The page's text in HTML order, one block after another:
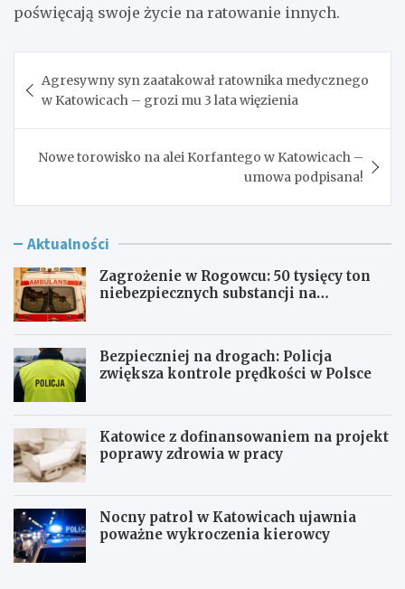
poświęcają swoje życie na ratowanie innych.
wpisu
Agresywny syn zaatakował ratownika medycznego
w Katowicach – grozi mu 3 lata więzienia
Nowe torowisko na alei Korfantego w Katowicach –
umowa podpisana!
Aktualności
Zagrożenie w Rogowcu: 50 tysięcy ton
niebezpiecznych substancji na
Bezpieczniej na drogach: Policja
zwiększa kontrole prędkości w Polsce
Katowice z dofinansowaniem na projekt
poprawy zdrowia w pracy
Nocny patrol w Katowicach ujawnia
poważne wykroczenia kierowcy
Z
B